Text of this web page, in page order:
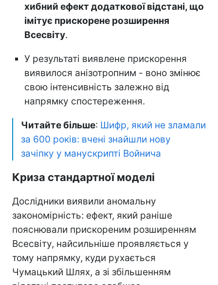
хибний ефект додаткової відстані, що
імітує прискорене розширення
Всесвіту.
У результаті виявлене прискорення
виявилося анізотропним - воно змінює
свою інтенсивність залежно від
напрямку спостереження.
Читайте більше: Шифр, який не зламали
за 600 років: вчені знайшли нову
зачіпку у манускрипті Войнича
Криза стандартної моделі
Дослідники виявили аномальну
закономірність: ефект, який раніше
пояснювали прискореним розширенням
Всесвіту, найсильніше проявляється у
тому напрямку, куди рухається
Чумацький Шлях, а зі збільшенням